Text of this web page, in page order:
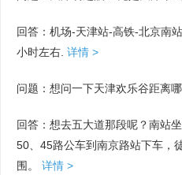
回答：机场-天津站-高铁-北京南
小时左右. 详情 >
问题：想问一下天津欢乐谷距离
回答：想去五大道那段呢？南站
50、45路公车到南京路站下车，
围。
详情 >